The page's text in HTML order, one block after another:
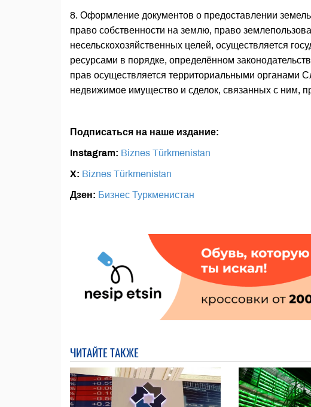
8. Оформление документов о предоставлении
право собственности на землю, право
несельскохозяйственных целей, осуществляется
ресурсами в порядке, определённом
прав осуществляется территориальными органами
недвижимое имущество и сделок, связанных с ним,
Подписаться на наше издание:
Instagram: Biznes Türkmenistan
X: Biznes Türkmenistan
Дзен: Бизнес Туркменистан
ЧИТАЙТЕ ТАКЖЕ